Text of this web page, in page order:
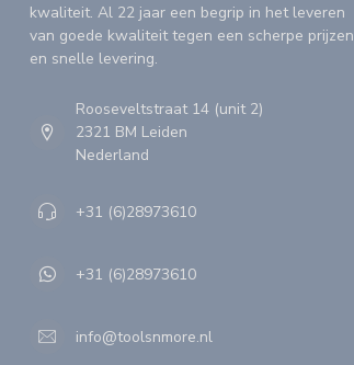
kwaliteit. Al 22 jaar een begrip in het leveren
van goede kwaliteit tegen een scherpe prijzen
en snelle levering.
Rooseveltstraat 14 (unit 2)
2321 BM Leiden
Nederland
+31 (6)28973610
+31 (6)28973610
info@toolsnmore.nl